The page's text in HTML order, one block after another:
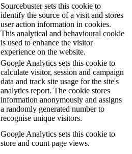
Sourcebuster sets this cookie to
identify the source of a visit and stores
user action information in cookies.
This analytical and behavioural cookie
is used to enhance the visitor
experience on the website.
Google Analytics sets this cookie to
calculate visitor, session and campaign
data and track site usage for the site's
analytics report. The cookie stores
information anonymously and assigns
a randomly generated number to
recognise unique visitors.
Google Analytics sets this cookie to
store and count page views.